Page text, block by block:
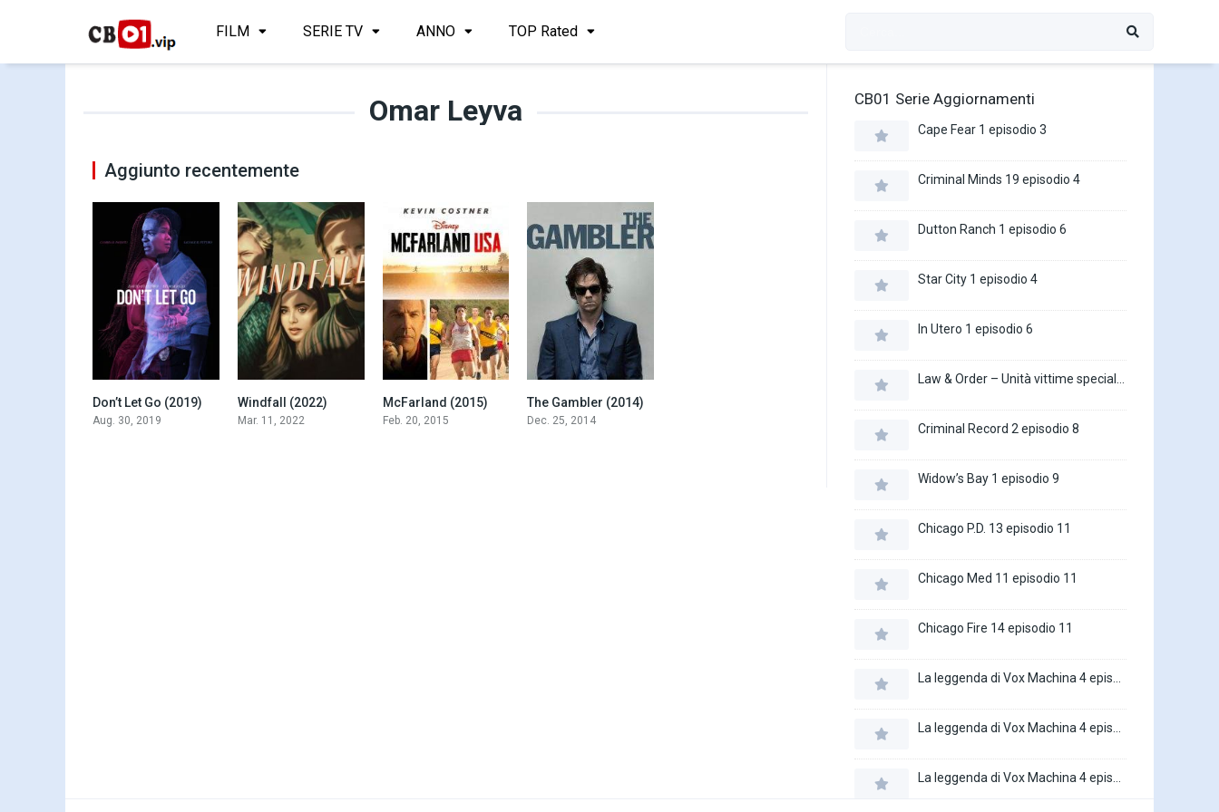
FILM SERIE TV ANNO TOP Rated
Omar Leyva
Aggiunto recentemente
6.3
Don’t Let Go (2019)
Aug. 30, 2019
Windfall (2022)
Mar. 11, 2022
7.4
McFarland (2015)
Feb. 20, 2015
6.0
The Gambler (2014)
Dec. 25, 2014
CB01 Serie Aggiornamenti
Cape Fear 1 episodio 3
Criminal Minds 19 episodio 4
Dutton Ranch 1 episodio 6
Star City 1 episodio 4
In Utero 1 episodio 6
Criminal Record 2 episodio 8
Widow’s Bay 1 episodio 9
Chicago P.D. 13 episodio 11
Chicago Med 11 episodio 11
Chicago Fire 14 episodio 11